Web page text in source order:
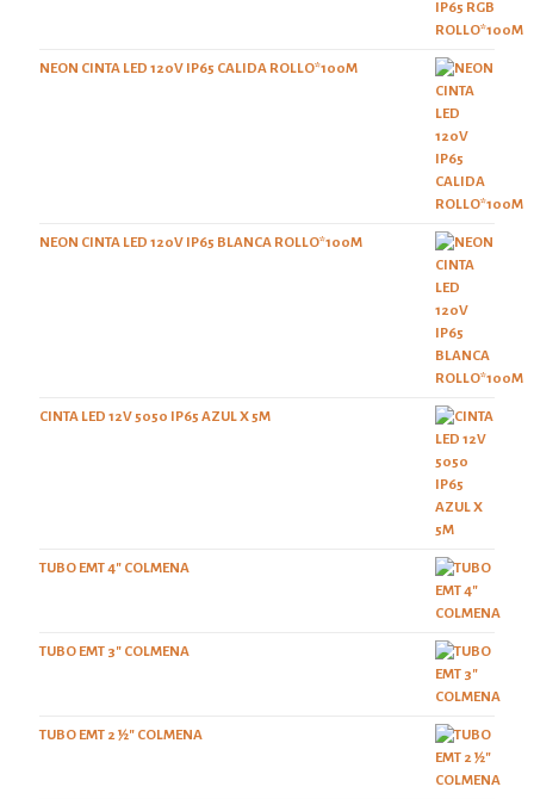
NEON CINTA LED 120V IP65 CALIDA ROLLO*100M
NEON CINTA LED 120V IP65 BLANCA ROLLO*100M
CINTA LED 12V 5050 IP65 AZUL X 5M
TUBO EMT 4" COLMENA
TUBO EMT 3" COLMENA
TUBO EMT 2 ½" COLMENA